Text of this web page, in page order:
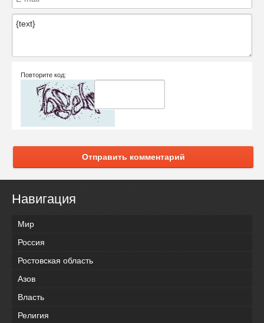
Повторите код:
Отправить комментарий
Навигация
Мир
Россия
Ростовская область
Азов
Власть
Религия